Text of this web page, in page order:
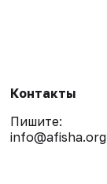
Контакты
Пишите: